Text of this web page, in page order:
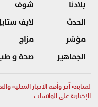
بلادنا
الحدث
مؤشر
الجماهير
شوف
لايف
مزاج
صحة و
لمتابعة آخر وأهم الأخبار المحلية
الإخبارية على الواتساب